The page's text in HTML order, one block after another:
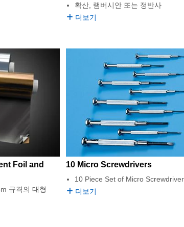
확산, 램버시안 또는 정반사
더보기
Foil and
규격의 대형
10 Micro Screwdrivers
10 Piece Set of Micro
더보기